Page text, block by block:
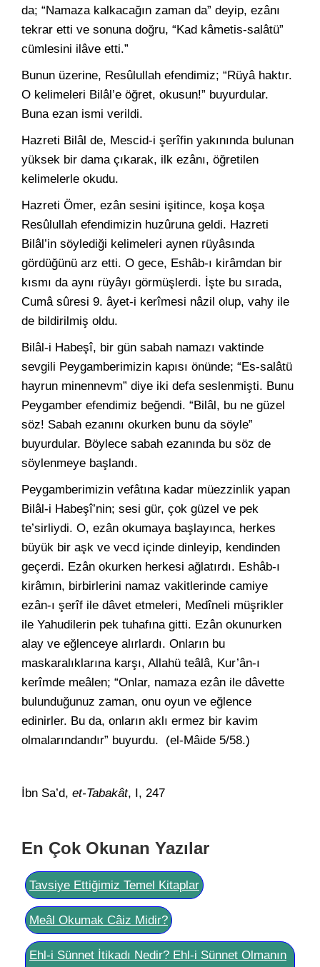
da; “Namaza kalkacağın zaman da” deyip, ezânı
tekrar etti ve sonuna doğru, “Kad kâmetis-salâtü”
cümlesini ilâve etti.”
Bunun üzerine, Resûlullah efendimiz; “Rüyâ haktır.
O kelimeleri Bilâl’e öğret, okusun!” buyurdular.
Buna ezan ismi verildi.
Hazreti Bilâl de, Mescid-i şerîfin yakınında bulunan
yüksek bir dama çıkarak, ilk ezânı, öğretilen
kelimelerle okudu.
Hazreti Ömer, ezân sesini işitince, koşa koşa
Resûlullah efendimizin huzûruna geldi. Hazreti
Bilâl’in söylediği kelimeleri aynen rüyâsında
gördüğünü arz etti. O gece, Eshâb-ı kirâmdan bir
kısmı da aynı rüyâyı görmüşlerdi. İşte bu sırada,
Cumâ sûresi 9. âyet-i kerîmesi nâzil olup, vahy ile
de bildirilmiş oldu.
Bilâl-i Habeşî, bir gün sabah namazı vaktinde
sevgili Peygamberimizin kapısı önünde; “Es-salâtü
hayrun minennevm” diye iki defa seslenmişti. Bunu
Peygamber efendimiz beğendi. “Bilâl, bu ne güzel
söz! Sabah ezanını okurken bunu da söyle”
buyurdular. Böylece sabah ezanında bu söz de
söylenmeye başlandı.
Peygamberimizin vefâtına kadar müezzinlik yapan
Bilâl-i Habeşî’nin; sesi gür, çok güzel ve pek
te’sirliydi. O, ezân okumaya başlayınca, herkes
büyük bir aşk ve vecd içinde dinleyip, kendinden
geçerdi. Ezân okurken herkesi ağlatırdı. Eshâb-ı
kirâmın, birbirlerini namaz vakitlerinde camiye
ezân-ı şerîf ile dâvet etmeleri, Medîneli müşrikler
ile Yahudilerin pek tuhafına gitti. Ezân okunurken
alay ve eğlenceye alırlardı. Onların bu
maskaralıklarına karşı, Allahü teâlâ, Kur’ân-ı
kerîmde meâlen; “Onlar, namaza ezân ile dâvette
bulunduğunuz zaman, onu oyun ve eğlence
edinirler. Bu da, onların aklı ermez bir kavim
olmalarındandır” buyurdu. (el-Mâide 5/58.)
İbn Sa’d, et-Tabakât, I, 247
En Çok Okunan Yazılar
Tavsiye Ettiğimiz Temel Kitaplar
Meâl Okumak Câiz Midir?
Ehl-i Sünnet İtikadı Nedir? Ehl-i Sünnet Olmanın